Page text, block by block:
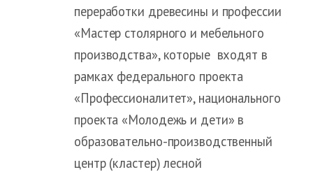
переработки древесины и профессии
«Мастер столярного и мебельного
производства», которые входят в
рамках федерального проекта
«Профессионалитет», национального
проекта «Молодежь и дети» в
образовательно-производственный
центр (кластер) лесной